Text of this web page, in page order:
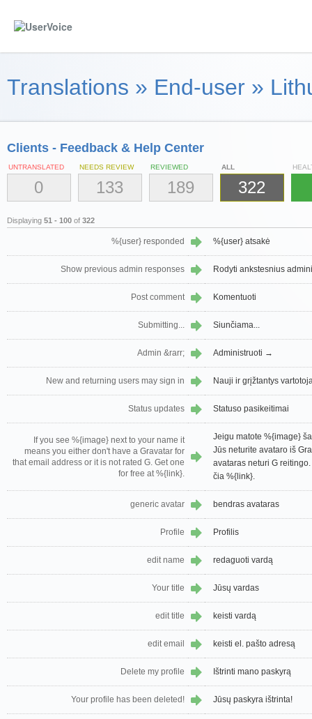
Translations » End-user »
Clients - Feedback & Help Center
UNTRANSLATED
0
NEEDS REVIEW
133
REVIEWED
189
ALL
322
Displaying 51 - 100 of 322
%{user} responded %{user} atsakė
Show previous admin responses Rodyti ankstesnius
Post comment Komentuoti
Submitting... Siunčiama...
Admin &rarr; Administruoti →
New and returning users may sign in Nauji ir grįžtantys
Status updates Statuso pasikeitimai
If you see %{image} next to your name it
means you either don't have a Gravatar for
that email address or it is not rated G. Get one
for free at %{link}.
Jeigu matote %{image}
Jūs neturite avataro iš
avataras neturi G
čia %{link}.
generic avatar bendras avataras
Profile Profilis
edit name redaguoti vardą
Your title Jūsų vardas
edit title keisti vardą
edit email keisti el. pašto adresą
Delete my profile Ištrinti mano paskyrą
Your profile has been deleted! Jūsų paskyra ištrinta!